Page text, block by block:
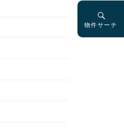
物件サーチ